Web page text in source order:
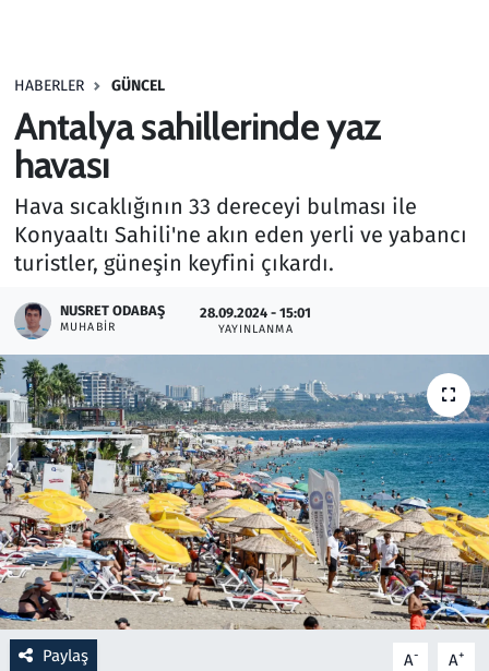
HABERLER GÜNCEL
Antalya sahillerinde yaz
havası
Hava sıcaklığının 33 dereceyi bulması ile
Konyaaltı Sahili'ne akın eden yerli ve yabancı
turistler, güneşin keyfini çıkardı.
NUSRET ODABAŞ
MUHABIR
28.09.2024 - 15:01
YAYINLANMA
Paylaş A- A+
Haber
Kültür Sanat
Kurumsal Haberler
Lezzet Durağı
Memur ve Kamu
Otomobil
Oyun
Ramazan
Resmi İlanlar
Rüya Tabirleri
Sağlık